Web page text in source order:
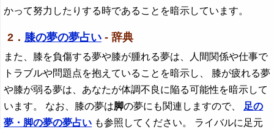
かって努力したりする時であることを暗示しています。
2． 膝の夢の夢占い- 辞典
また、膝を負傷する夢や膝が腫れる夢は、人間関係や仕事で
トラブルや問題点を抱えていることを暗示し、 膝が疲れる夢
や膝が弱る夢は、あなたが体調不良に陥る可能性を暗示して
います。 なお、膝の夢は脚の夢にも関連しますので、
足の
夢・ 脚の夢の夢占い も参照してください。 ライバルに足元